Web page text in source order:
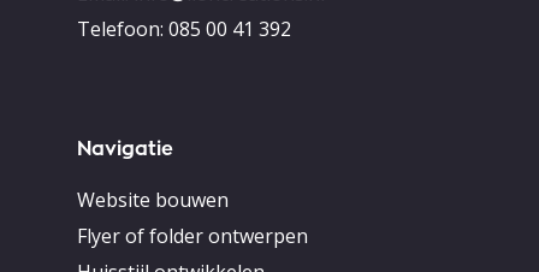
Telefoon: 085 00 41 392
Navigatie
Website bouwen
Flyer of folder ontwerpen